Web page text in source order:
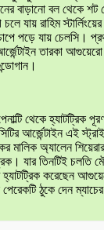
বাড়ানো বল থেকে শট
যায় রাহিম
পড়ে যায় চেলসি।
তারকা
থেকে
আর্জেন্টাইন এই
মালিক অ্যালেন
যার তিনটিই চলতি
হ্যাটট্রিক করেছেন
ঠুকে দেন ম্যাচের